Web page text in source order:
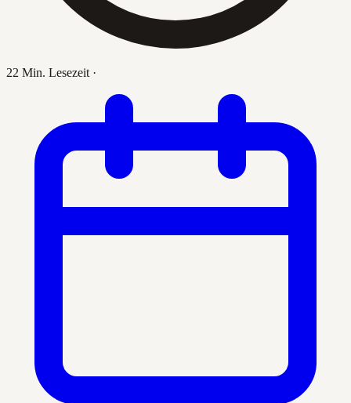
22 Min. Lesezeit ·